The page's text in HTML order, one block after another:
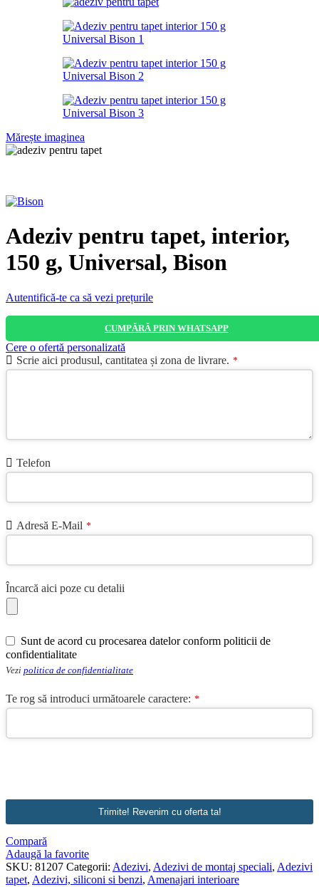
Mărește imaginea
Adeziv pentru tapet, interior,
150 g, Universal, Bison
Autentifică-te ca să vezi prețurile
CUMPĂRĂ PRIN WHATSAPP
Cere o ofertă personalizată
Scrie aici produsul, cantitatea și zona de livrare. *
Your
Website *
Telefon
Adresă E-Mail *
Încarcă aici poze cu detalii
Sunt de acord cu procesarea datelor conform politicii de
confidentialitate
Vezi politica de confidentialitate
Te rog să introduci următoarele caractere: *
Trimite! Revenim cu oferta ta!
Compară
Adaugă la favorite
SKU: 81207 Categorii: Adezivi, Adezivi de montaj speciali, Adezivi
tapet, Adezivi, siliconi si benzi, Amenajari interioare